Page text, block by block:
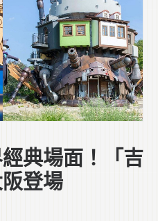
典場面！「吉
阪登場